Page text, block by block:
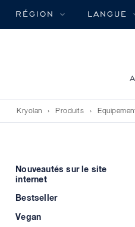
RÉGION LANGUE
Kryolan › Produits ›
Nouveautés sur le site
internet
Bestseller
Vegan